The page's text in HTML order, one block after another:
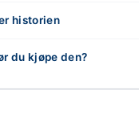
historien
du kjøpe den?